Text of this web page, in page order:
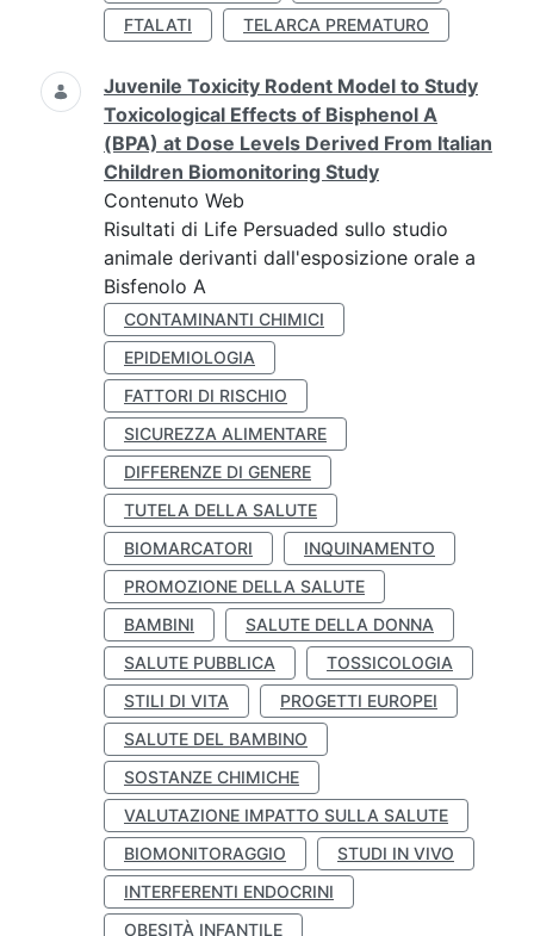
FTALATI
TELARCA PREMATURO
Juvenile Toxicity Rodent Model to Study
Toxicological Effects of Bisphenol A
(BPA) at Dose Levels Derived From Italian
Children Biomonitoring Study
Contenuto Web
Risultati di Life Persuaded sullo studio
animale derivanti dall'esposizione orale a
Bisfenolo A
CONTAMINANTI CHIMICI
EPIDEMIOLOGIA
FATTORI DI RISCHIO
SICUREZZA ALIMENTARE
DIFFERENZE DI GENERE
TUTELA DELLA SALUTE
BIOMARCATORI
INQUINAMENTO
PROMOZIONE DELLA SALUTE
BAMBINI
SALUTE DELLA DONNA
SALUTE PUBBLICA
TOSSICOLOGIA
STILI DI VITA
PROGETTI EUROPEI
SALUTE DEL BAMBINO
SOSTANZE CHIMICHE
VALUTAZIONE IMPATTO SULLA SALUTE
BIOMONITORAGGIO
STUDI IN VIVO
INTERFERENTI ENDOCRINI
OBESITÀ INFANTILE